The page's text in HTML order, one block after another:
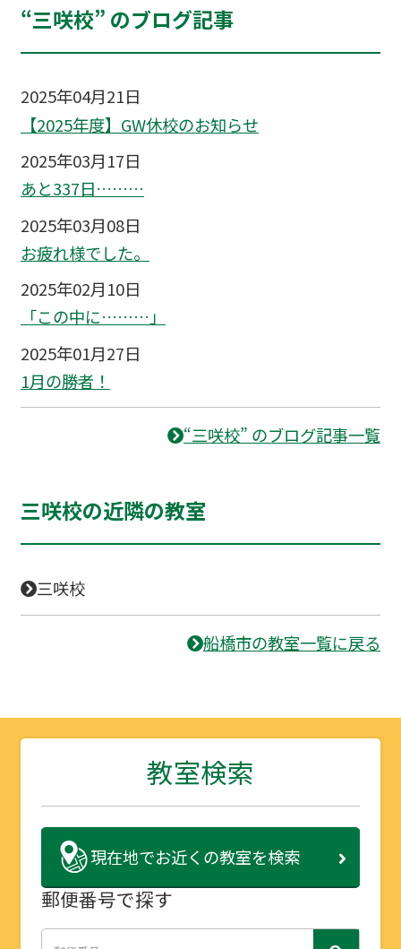
“三咲校” のブログ記事
2025年04月21日
【2025年度】GW休校のお知らせ
2025年03月17日
あと337日………
2025年03月08日
お疲れ様でした。
2025年02月10日
「この中に………」
2025年01月27日
1月の勝者！
“三咲校” のブログ記事一覧
三咲校の近隣の教室
三咲校
船橋市の教室一覧に戻る
教室検索
現在地でお近くの教室を検索
郵便番号で探す